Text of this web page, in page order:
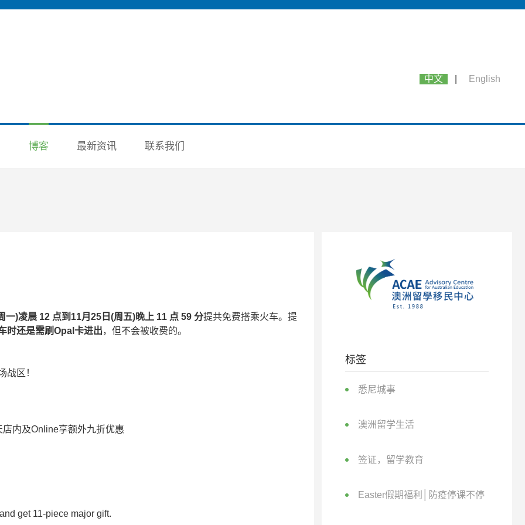
博客 最新资讯 联系我们
中文 English
标签
悉尼城事
澳洲留学生活
签证，留学教育
Easter假期福利│防疫停课不停
一)凌晨 12 点到 11月 25 日 (周五)晚上 11 点 59 分提共免费搭乘火车。提
时还是需刷Opal 卡进出，但不会被收费的。
战区！
内及Online享额外九折优惠
get 11-piece major gift.